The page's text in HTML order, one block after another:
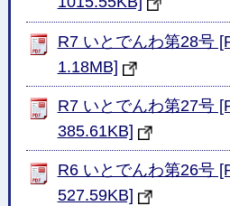
R7 いとでんわ第28号
1.18MB]
R7 いとでんわ第27号
385.61KB]
R6 いとでんわ第26号
527.59KB]